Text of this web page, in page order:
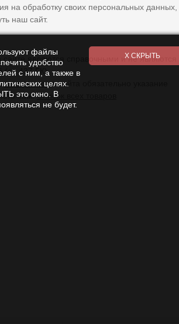
на обработку своих персональных
наш сайт.
сайте являются справочными и не являются
(ст. 437 ГК).
материаловс сайта обязательно указание
Список всех товаров
файлы
удобство
с ним, а также в
целях.
это окно. В
не будет.